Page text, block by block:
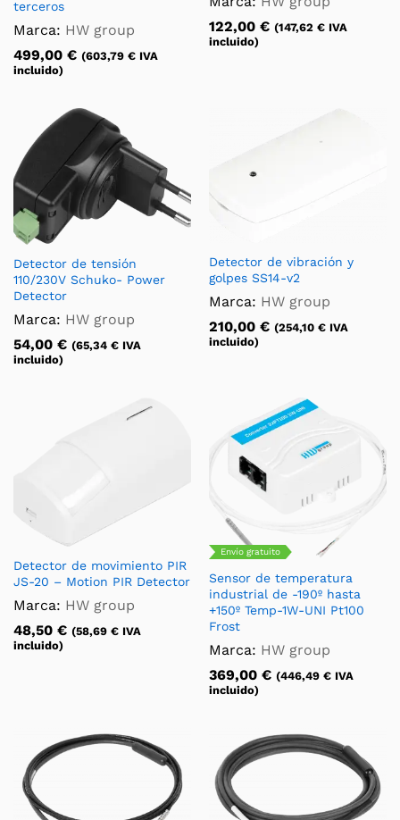
terceros
Marca: HW group
499,00 € (603,79 € IVA
incluido)
122,00 € (147,62 € IVA
incluido)
Detector de tensión
110/230V Schuko- Power
Detector
Marca: HW group
54,00 € (65,34 € IVA
incluido)
Detector de vibración y
golpes SS14-v2
Marca: HW group
210,00 € (254,10 € IVA
incluido)
Detector de movimiento PIR
JS-20 – Motion PIR Detector
Marca: HW group
48,50 € (58,69 € IVA
incluido)
Envío gratuito
Sensor de temperatura
industrial de -190º hasta
+150º Temp-1W-UNI Pt100
Frost
Marca: HW group
369,00 € (446,49 € IVA
incluido)